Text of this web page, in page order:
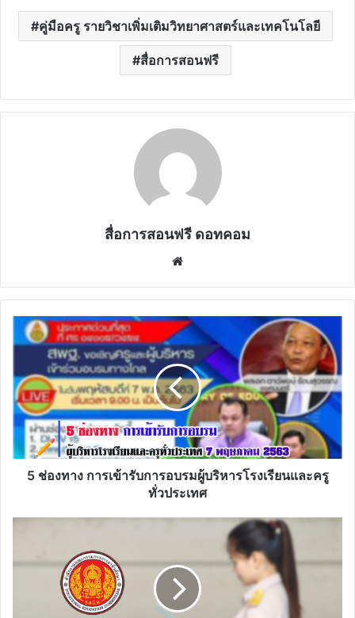
คู่มือครู รายวิชาเพิ่มเติมวิทยาศาสตร์และเทคโนโลยี
สื่อการสอนฟรี
สื่อการสอนฟรี ดอทคอม
ช่อง
การ
เข้า
รับ
การ
อบรม
ผู้
บริหาร
5 ช่องทาง การเข้ารับการอบรมผู้บริหารโรงเรียนและครู
ทั่วประเทศ